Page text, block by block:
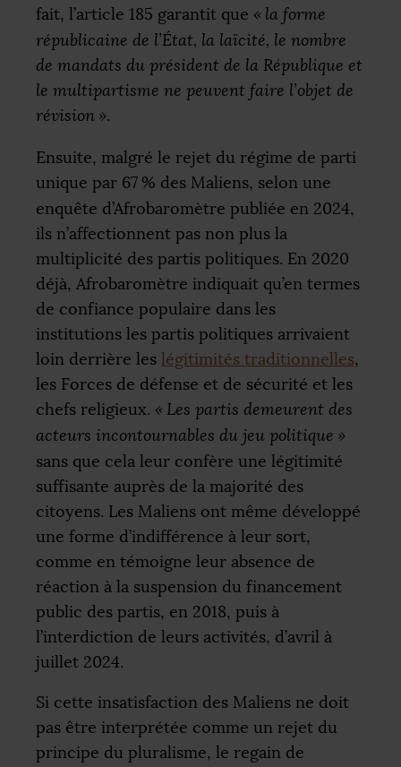
fait, l’article 185 garantit que « la forme
républicaine de l’État, la laïcité, le nombre
de mandats du président de la République et
le multipartisme ne peuvent faire l’objet de
révision ».
Ensuite, malgré le rejet du régime de parti
unique par 67 % des Maliens, selon une
enquête d’Afrobaromètre publiée en 2024,
ils n’affectionnent pas non plus la
multiplicité des partis politiques. En 2020
déjà, Afrobaromètre indiquait qu’en termes
de confiance populaire dans les
institutions les partis politiques arrivaient
loin derrière les légitimités traditionnelles,
les Forces de défense et de sécurité et les
chefs religieux. « Les partis demeurent des
acteurs incontournables du jeu politique »
sans que cela leur confère une légitimité
suffisante auprès de la majorité des
citoyens. Les Maliens ont même développé
une forme d’indifférence à leur sort,
comme en témoigne leur absence de
réaction à la suspension du financement
public des partis, en 2018, puis à
l’interdiction de leurs activités, d’avril à
juillet 2024.
Si cette insatisfaction des Maliens ne doit
pas être interprétée comme un rejet du
principe du pluralisme, le regain de